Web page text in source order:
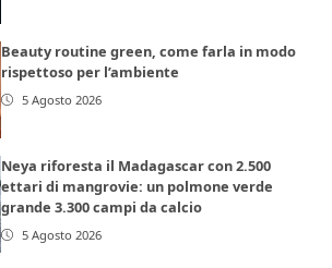
Beauty routine green, come farla in modo
rispettoso per l’ambiente
5 Agosto 2026
Neya riforesta il Madagascar con 2.500
ettari di mangrovie: un polmone verde
grande 3.300 campi da calcio
5 Agosto 2026